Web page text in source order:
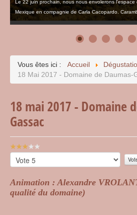
Le 22 juin prochain, nous nous envolerons
Mexique en compagnie de Carla Cacopardo.
Vous êtes ici : Accueil
18 Mai 2017 - Domaine de Daumas-
18 mai 2017 - Domaine
Gassac
Vote
utilisateur:
Veuillez
voter
Animation : Alexandre
qualité du domaine)